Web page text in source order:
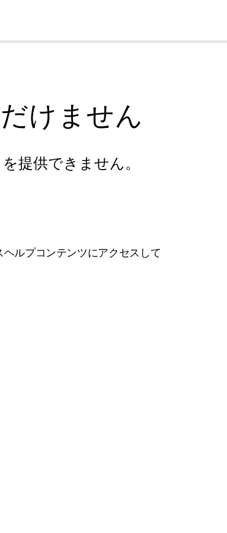
けません
提供できません。
ルプコンテンツにアクセスして